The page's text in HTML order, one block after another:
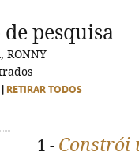
pesquisa
RONNY
RETIRAR TODOS
1 - Constrói